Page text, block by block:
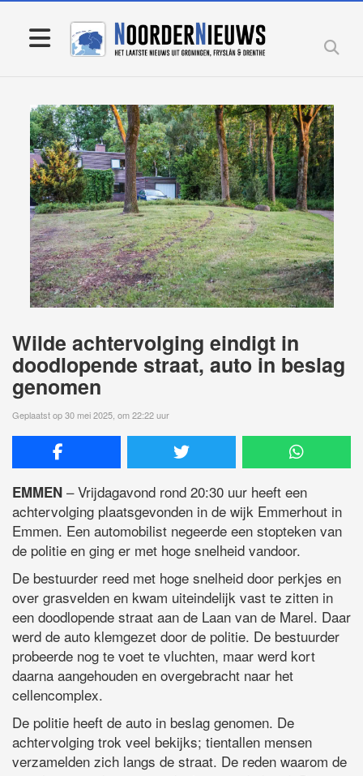
Wilde achtervolging eindigt in
doodlopende straat, auto in beslag
genomen
Geplaatst op 30 mei 2025, om 22:22 uur
EMMEN – Vrijdagavond rond 20:30 uur heeft een
achtervolging plaatsgevonden in de wijk Emmerhout in
Emmen. Een automobilist negeerde een stopteken van
de politie en ging er met hoge snelheid vandoor.
De bestuurder reed met hoge snelheid door perkjes en
over grasvelden en kwam uiteindelijk vast te zitten in
een doodlopende straat aan de Laan van de Marel. Daar
werd de auto klemgezet door de politie. De bestuurder
probeerde nog te voet te vluchten, maar werd kort
daarna aangehouden en overgebracht naar het
cellencomplex.
De politie heeft de auto in beslag genomen. De
achtervolging trok veel bekijks; tientallen mensen
verzamelden zich langs de straat. De reden waarom de